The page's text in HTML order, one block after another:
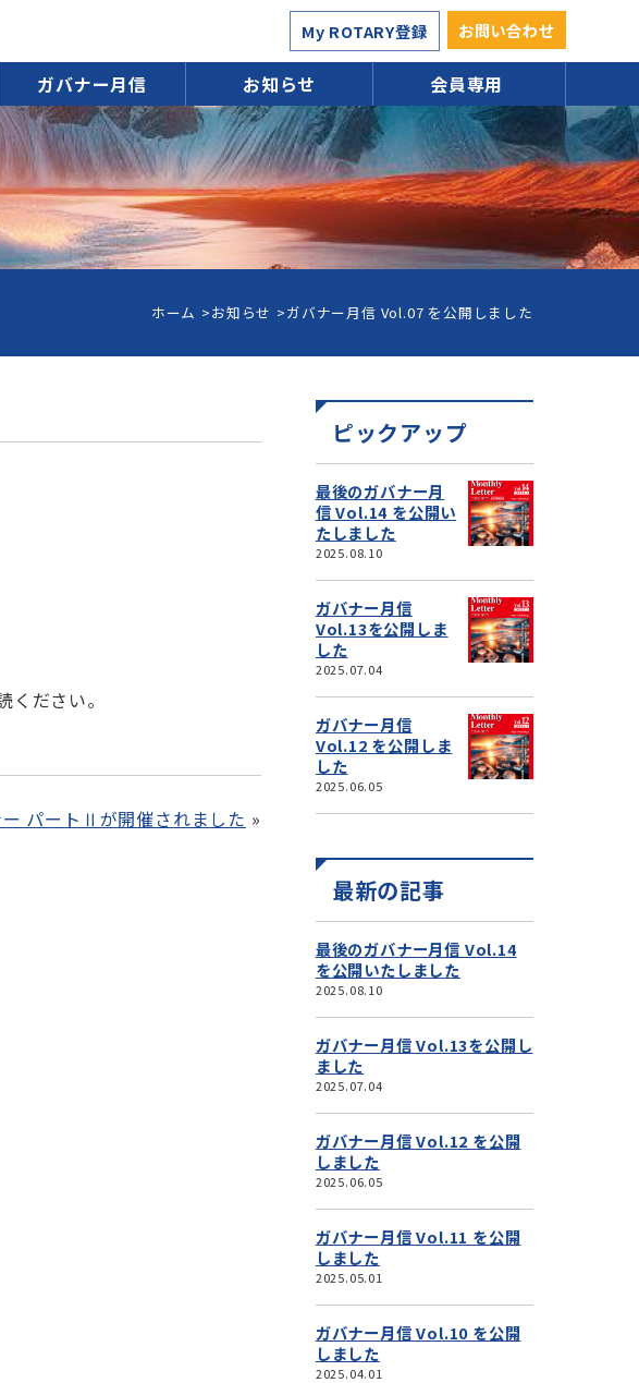
My ROTARY登録 お問い合わせ
ガバナー月信 お知らせ 会員専用
ホーム お知らせ ガバナー月信 Vol.07 を公開しました
ピックアップ
最後のガバナー月
信 Vol.14 を公開い
たしました
2025.08.10
ガバナー月信
Vol.13を公開しま
した
2025.07.04
ガバナー月信
Vol.12 を公開しま
した
2025.06.05
最新の記事
最後のガバナー月信 Vol.14
を公開いたしました
2025.08.10
ガバナー月信 Vol.13を公開し
ました
2025.07.04
ガバナー月信 Vol.12 を公開
しました
2025.06.05
ガバナー月信 Vol.11 を公開
しました
2025.05.01
ガバナー月信 Vol.10 を公開
しました
2025.04.01
ださい。
パートⅡが開催されました